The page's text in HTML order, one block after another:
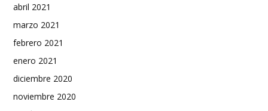
abril 2021
marzo 2021
febrero 2021
enero 2021
diciembre 2020
noviembre 2020